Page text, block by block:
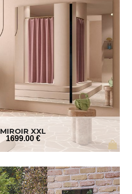
MIROIR XXL
1699.00 €